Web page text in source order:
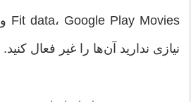
نیازی ندارید آن‌ها را غیر فعال کنید.